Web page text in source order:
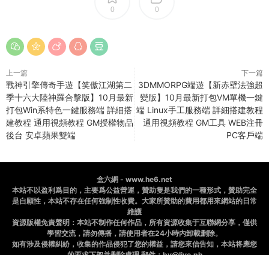
0 0
上一篇
戰神引擎傳奇手遊【笑傲江湖第二
季十六大陸神羅合擊版】10月最新
打包Win系特色一鍵服務端 詳細搭
建教程 通用視頻教程 GM授權物品
後台 安卓蘋果雙端
下一篇
3DMMORPG端遊【新赤壁法強超
變版】10月最新打包VM單機一鍵
端 Linux手工服務端 詳細搭建教程
通用視頻教程 GM工具 WEB注冊
PC客戶端
盒六網 - www.he6.net
本站不以盈利爲目的，主要爲公益營運，贊助隻是我們的一種形式，贊助完全
是自願性，本站不存在任何強制性收費。大家所贊助的費用都用來網站的日常
維護
資源版權免責聲明：本站不制作任何作品，所有資源收集于互聯網分享，僅供
學習交流，請勿傳播，請使用者在24小時内卸載删除。
如有涉及侵權糾紛，收集的作品侵犯了您的權益，請您來信告知，本站将應您